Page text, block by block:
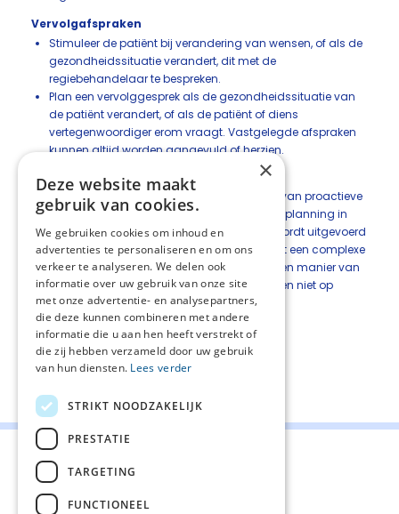
Vervolgafspraken
Stimuleer de patiënt bij verandering van wensen, of als de
gezondheidssituatie verandert, dit met de
regiebehandelaar te bespreken.
Plan een vervolggesprek als de gezondheidssituatie van
de patiënt verandert, of als de patiënt of diens
vertegenwoordiger erom vraagt. Vastgelegde afspraken
kunnen altijd worden aangevuld of herzien.
Inleiding
Er is geen gouden standaard voor het proces van proactieve
zorgplanning. De wijze waarop proactieve zorgplanning in
wetenschappelijk onderzoek en in de praktijk wordt uitgevoerd
is heterogeen en verschilt per setting. Het betreft een complexe
interventie (of beter gezegd: een benadering, een manier van
werken) waarvan de afzonderlijke componenten niet op
effectiviteit kunnen worden beoordeeld.
Deel deze pagina:
×
Deze website maakt
gebruik van cookies.
We gebruiken cookies om inhoud en
advertenties te personaliseren en om ons
verkeer te analyseren. We delen ook
informatie over uw gebruik van onze site
met onze advertentie- en analysepartners,
die deze kunnen combineren met andere
informatie die u aan hen heeft verstrekt of
die zij hebben verzameld door uw gebruik
van hun diensten. Lees verder
STRIKT NOODZAKELIJK
PRESTATIE
TARGETING
FUNCTIONEEL